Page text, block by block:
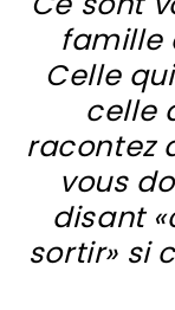
famille
Celle
celle
racontez
vous
disant
sortir» si